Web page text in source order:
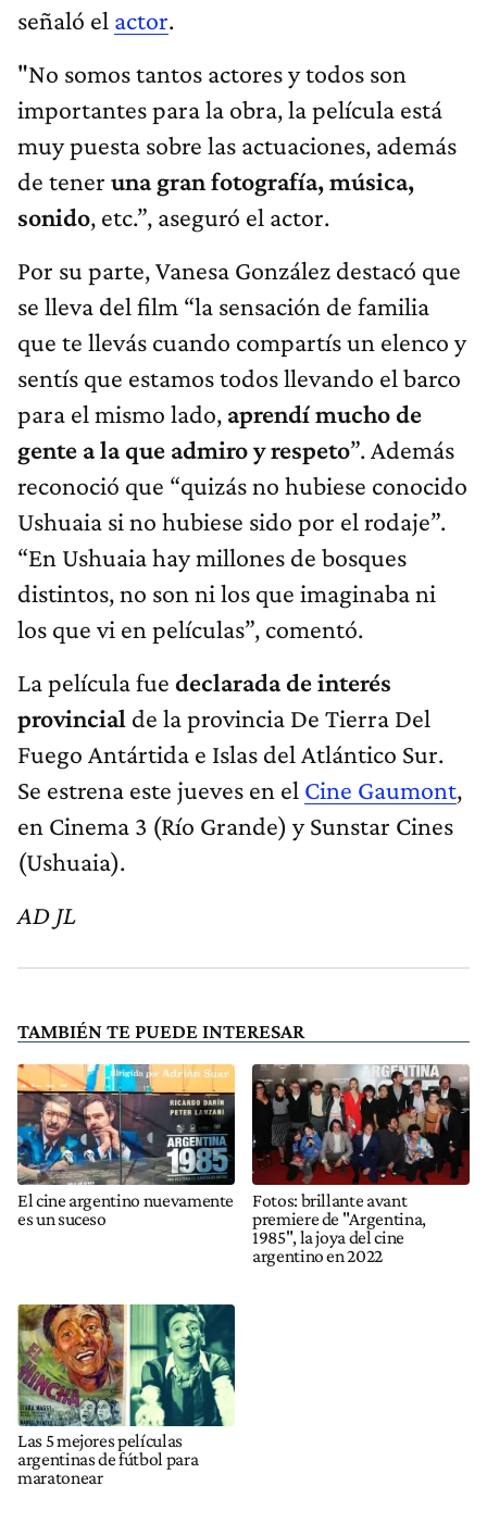
señaló el actor.
"No somos tantos actores y todos son
importantes para la obra, la película está
muy puesta sobre las actuaciones, además
de tener una gran fotografía, música,
sonido, etc.”, aseguró el actor.
Por su parte, Vanesa González destacó que
se lleva del film “la sensación de familia
que te llevás cuando compartís un elenco y
sentís que estamos todos llevando el barco
para el mismo lado, aprendí mucho de
gente a la que admiro y respeto”. Además
reconoció que “quizás no hubiese conocido
Ushuaia si no hubiese sido por el rodaje”.
“En Ushuaia hay millones de bosques
distintos, no son ni los que imaginaba ni
los que vi en películas”, comentó.
La película fue declarada de interés
provincial de la provincia De Tierra Del
Fuego Antártida e Islas del Atlántico Sur.
Se estrena este jueves en el Cine Gaumont,
en Cinema 3 (Río Grande) y Sunstar Cines
(Ushuaia).
AD JL
TAMBIÉN TE PUEDE INTERESAR
El cine argentino nuevamente
es un suceso
Fotos: brillante avant
premiere de "Argentina,
1985", la joya del cine
argentino en 2022
Las 5 mejores películas
argentinas de fútbol para
maratonear